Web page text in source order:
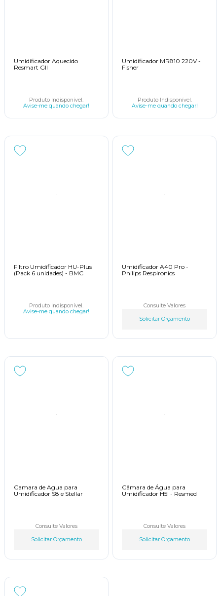
Umidificador Aquecido
Resmart GII
Produto Indisponível.
Avise-me quando chegar!
Umidificador MR810 220V -
Fisher
Produto Indisponível.
Avise-me quando chegar!
Filtro Umidificador HU-Plus
(Pack 6 unidades) - BMC
Produto Indisponível.
Avise-me quando chegar!
Umidificador A40 Pro -
Philips Respironics
Consulte Valores
Solicitar Orçamento
Camara de Agua para
Umidificador S8 e Stellar
Consulte Valores
Solicitar Orçamento
Câmara de Água para
Umidificador H5I - Resmed
Consulte Valores
Solicitar Orçamento